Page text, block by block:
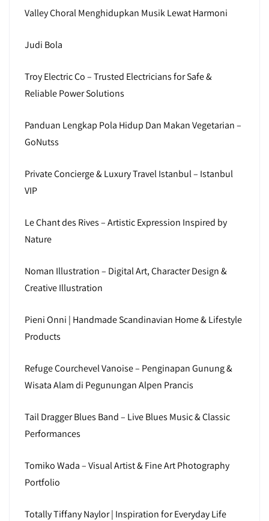
Valley Choral Menghidupkan Musik Lewat Harmoni
Judi Bola
Troy Electric Co – Trusted Electricians for Safe &
Reliable Power Solutions
Panduan Lengkap Pola Hidup Dan Makan Vegetarian –
GoNutss
Private Concierge & Luxury Travel Istanbul – Istanbul
VIP
Le Chant des Rives – Artistic Expression Inspired by
Nature
Noman Illustration – Digital Art, Character Design &
Creative Illustration
Pieni Onni | Handmade Scandinavian Home & Lifestyle
Products
Refuge Courchevel Vanoise – Penginapan Gunung &
Wisata Alam di Pegunungan Alpen Prancis
Tail Dragger Blues Band – Live Blues Music & Classic
Performances
Tomiko Wada – Visual Artist & Fine Art Photography
Portfolio
Totally Tiffany Naylor | Inspiration for Everyday Life